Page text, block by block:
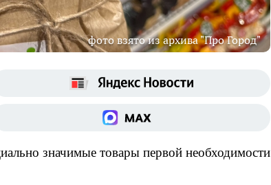
фото взято из архива "Про Город"
значимые товары первой необходимости